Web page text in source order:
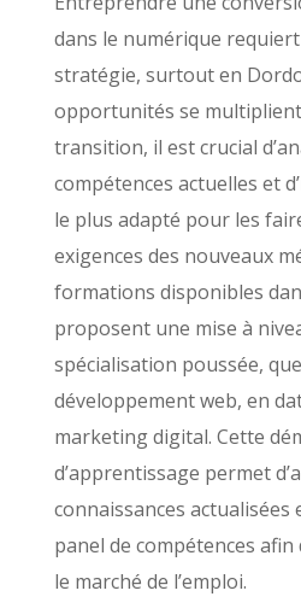
dans le numérique
stratégie, surtout en
opportunités se
transition, il est crucial
compétences actuelles et
le plus adapté pour les
exigences des nouveaux
formations disponibles
proposent une mise à
spécialisation poussée,
développement web, en
marketing digital. Cette
d’apprentissage permet
connaissances actualisées
panel de compétences
le marché de l’emploi.